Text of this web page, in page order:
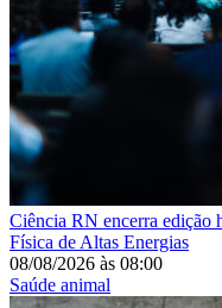
Ciência RN encerra edição
Física de Altas Energias
08/08/2026 às 08:00
Saúde animal